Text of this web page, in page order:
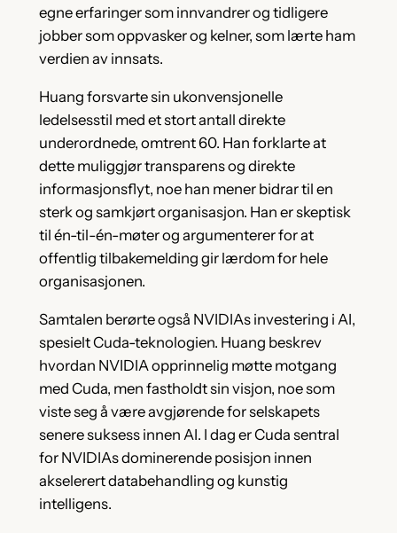
egne erfaringer som innvandrer og tidligere
jobber som oppvasker og kelner, som lærte ham
verdien av innsats.
Huang forsvarte sin ukonvensjonelle
ledelsesstil med et stort antall direkte
underordnede, omtrent 60. Han forklarte at
dette muliggjør transparens og direkte
informasjonsflyt, noe han mener bidrar til en
sterk og samkjørt organisasjon. Han er skeptisk
til én-til-én-møter og argumenterer for at
offentlig tilbakemelding gir lærdom for hele
organisasjonen.
Samtalen berørte også NVIDIAs investering i AI,
spesielt Cuda-teknologien. Huang beskrev
hvordan NVIDIA opprinnelig møtte motgang
med Cuda, men fastholdt sin visjon, noe som
viste seg å være avgjørende for selskapets
senere suksess innen AI. I dag er Cuda sentral
for NVIDIAs dominerende posisjon innen
akselerert databehandling og kunstig
intelligens.